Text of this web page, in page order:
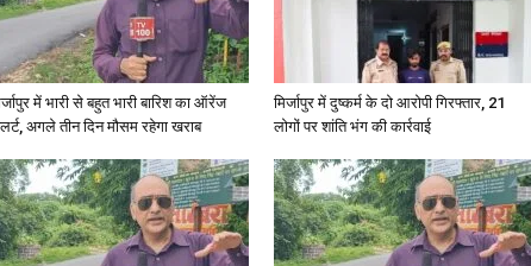
में भारी से बहुत भारी बारिश का ऑरेंज
अगले तीन दिन मौसम रहेगा खराब
मिर्जापुर में दुष्कर्म के दो आरोपी गिरफ्तार, 21
लोगों पर शांति भंग की कार्रवाई